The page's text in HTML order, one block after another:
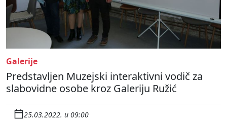
Galerije
Predstavljen Muzejski interaktivni vodič za
slabovidne osobe kroz Galeriju Ružić
25.03.2022. u 09:00